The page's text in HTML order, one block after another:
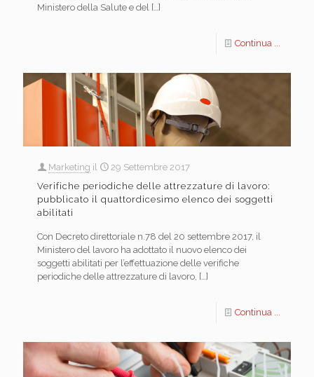
Ministero della Salute e del […]
Continua ...
Marketing il
29 Settembre 2017
Verifiche periodiche delle attrezzature di lavoro:
pubblicato il quattordicesimo elenco dei soggetti
abilitati
Con Decreto direttoriale n.78 del 20 settembre 2017, il
Ministero del lavoro ha adottato il nuovo elenco dei
soggetti abilitati per l’effettuazione delle verifiche
periodiche delle attrezzature di lavoro, […]
Continua ...